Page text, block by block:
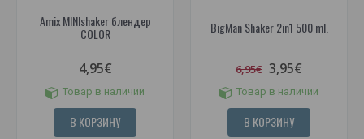
Amix MINIshaker блендер
COLOR
4,95€
Товар в наличии
В КОРЗИНУ
BigMan Shaker 2in1 500 ml.
6,95€ 3,95€
Товар в наличии
В КОРЗИНУ